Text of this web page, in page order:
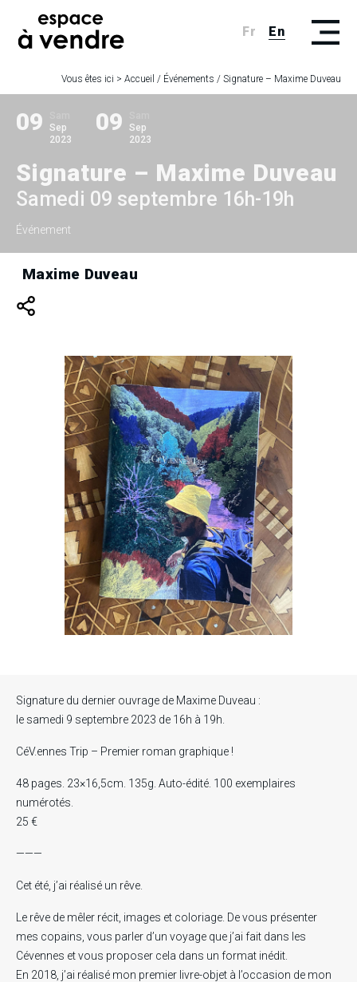
Fr En
Vous êtes ici > Accueil / Événements / Signature – Maxime Duveau
09
Sep
2023
09
Sep
2023
Signature – Maxime Duveau
Samedi 09 septembre 16h-19h
Événement
Maxime Duveau
Signature du dernier ouvrage de Maxime Duveau :
le samedi 9 septembre 2023 de 16h à 19h.
CéV.ennes Trip – Premier roman graphique !
48 pages. 23×16,5cm. 135g. Auto-édité. 100 exemplaires
numérotés.
25 €
———
Cet été, j’ai réalisé un rêve.
Le rêve de mêler récit, images et coloriage. De vous présenter
mes copains, vous parler d’un voyage que j’ai fait dans les
Cévennes et vous proposer cela dans un format inédit.
En 2018, j’ai réalisé mon premier livre-objet à l’occasion de mon